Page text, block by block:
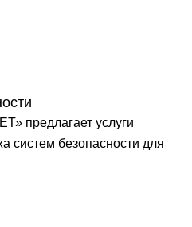
предлагает услуги
систем безопасности для